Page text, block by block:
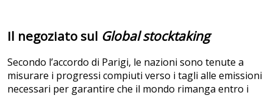
Il negoziato sul Global stocktaking
Secondo l’accordo di Parigi, le nazioni sono tenute a
misurare i progressi compiuti verso i tagli alle emissioni
necessari per garantire che il mondo rimanga entro i